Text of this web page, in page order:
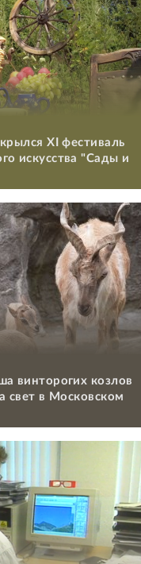
XI фестиваль
искусства "Сады и
винторогих козлов
свет в Московском